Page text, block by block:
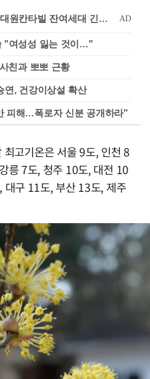
"여성성 잃는 것이…"
친과 뽀뽀 근황
연, 건강이상설 확산
피해…폭로자 신분 공개하라"
최고기온은 서울 9도, 인천 8
릉 7도, 청주 10도, 대전 10
대구 11도, 부산 13도, 제주